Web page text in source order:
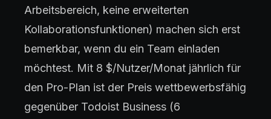
Arbeitsbereich, keine erweiterten
Kollaborationsfunktionen) machen sich erst
bemerkbar, wenn du ein Team einladen
möchtest. Mit 8 $/Nutzer/Monat jährlich für
den Pro-Plan ist der Preis wettbewerbsfähig
gegenüber Todoist Business (6